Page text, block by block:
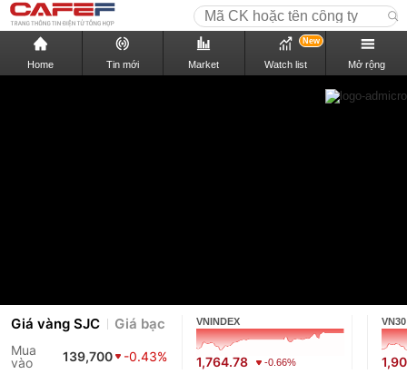
Home Tin mới Market Watch list
New
Mở rộng
Giá vàng SJC Giá bạc
Mua
vào
139,700
-0.43%
VNINDEX
1,764.78 -0.66%
VN30